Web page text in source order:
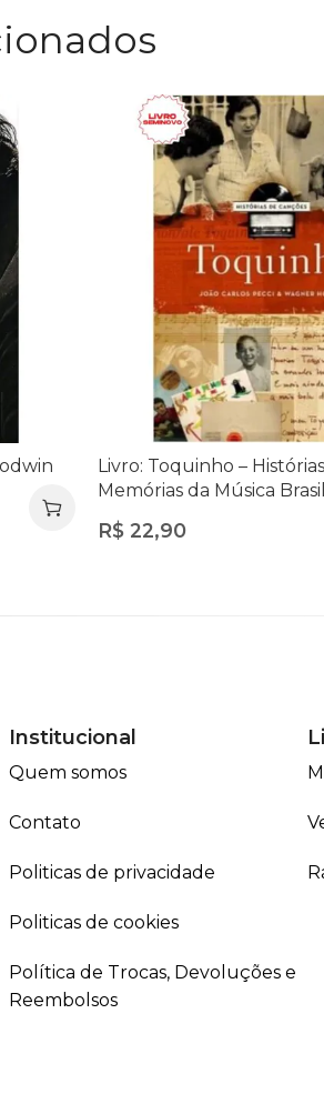
Livro: Toquinho –
Memórias da Música
R$22,90
Institucional
Quem somos
Contato
Politicas de privacidade
Politicas de cookies
Política de Trocas, Devoluções e
Reembolsos